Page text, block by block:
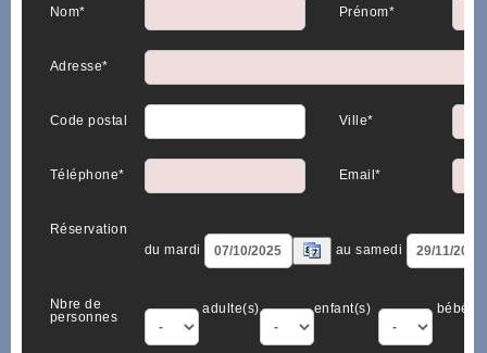
Nom* Prénom*
Adresse*
Code postal Ville*
Téléphone* Email*
Réservation
du mardi
au samedi
Nbre de
personnes
adulte(s) enfant(s) bébé(s)